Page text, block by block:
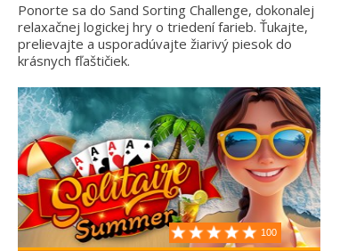
Ponorte sa do Sand Sorting Challenge, dokonalej
relaxačnej logickej hry o triedení farieb. Ťukajte,
prelievajte a usporadúvajte žiarivý piesok do
krásnych fľaštičiek.
100